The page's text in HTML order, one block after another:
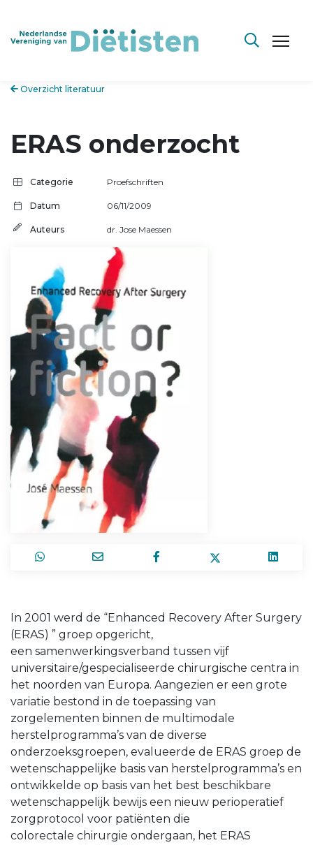
Overzicht literatuur
ERAS onderzocht
Categorie Proefschriften
Datum 06/11/2009
Auteurs dr. Jose Maessen
In 2001 werd de “Enhanced Recovery After Surgery
(ERAS) ” groep opgericht,
een samenwerkingsverband tussen vijf
universitaire/gespecialiseerde chirurgische centra in
het noorden van Europa. Aangezien er een grote
variatie bestond in de toepassing van
zorgelementen binnen de multimodale
herstelprogramma’s van de diverse
onderzoeksgroepen, evalueerde de ERAS groep de
wetenschappelijke basis van herstelprogramma’s en
ontwikkelde op basis van het best beschikbare
wetenschappelijk bewijs een nieuw perioperatief
zorgprotocol voor patiënten die
colorectale chirurgie ondergaan, het ERAS